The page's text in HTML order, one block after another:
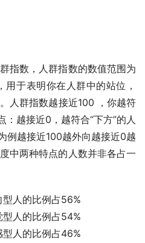
指数，人群指数的数值范围为
用于表明你在人群中的站位，
人群指数越接近100 ，你越符
：越接近0，越符合“下方”的人
例越接近100越外向越接近0越
中两种特点的人数并非各占一
人的比例占56%
人的比例占54%
人的比例占46%